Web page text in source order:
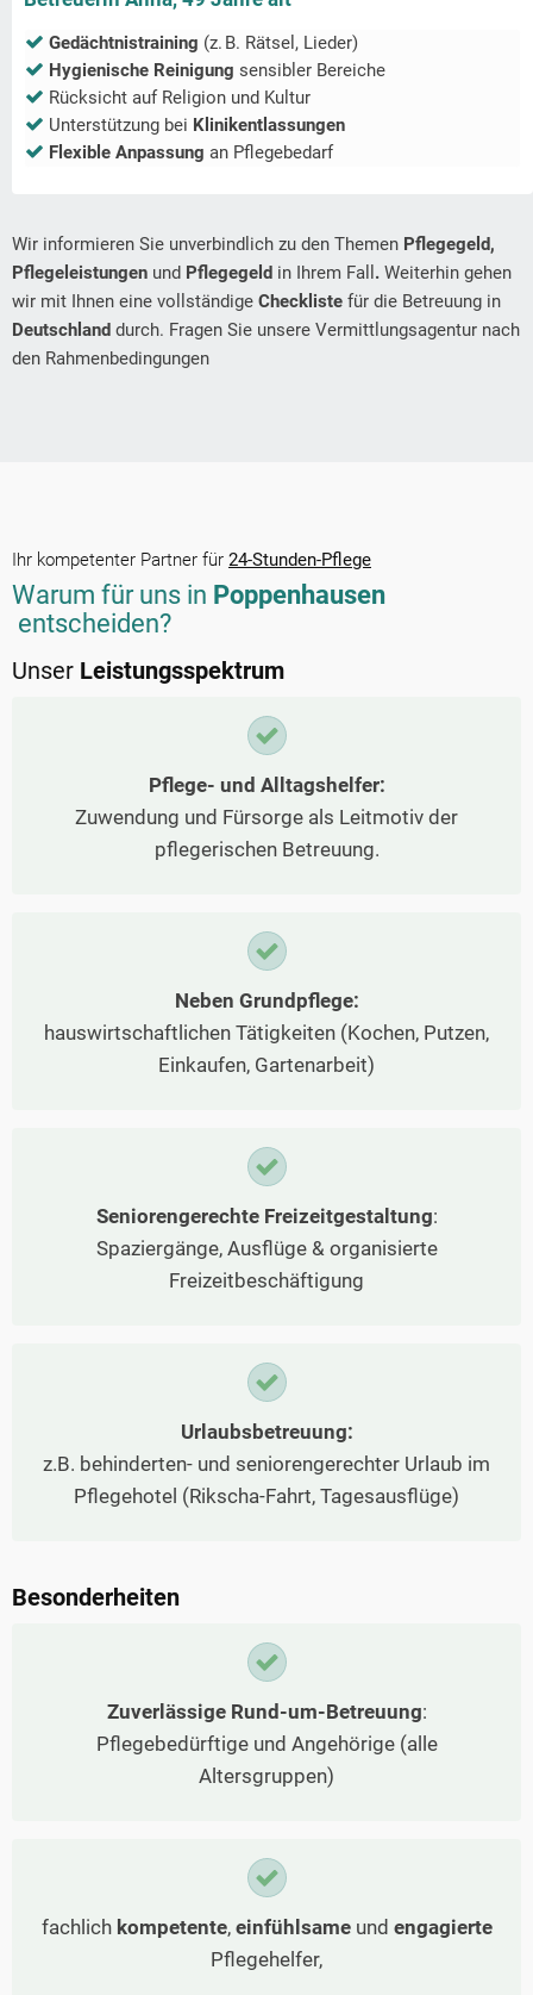
Gedächtnistraining (z. B. Rätsel, Lieder)
Hygienische Reinigung sensibler Bereiche
Rücksicht auf Religion und Kultur
Unterstützung bei Klinikentlassungen
Flexible Anpassung an Pflegebedarf
Wir informieren Sie unverbindlich zu den Themen Pflegegeld,
Pflegeleistungen und Pflegegeld in Ihrem Fall . Weiterhin gehen
wir mit Ihnen eine vollständige Checkliste für die Betreuung in
Deutschland durch. Fragen Sie unsere Vermittlungsagentur nach
den Rahmenbedingungen
Ihr kompetenter Partner für 24-Stunden-Pflege
Warum für uns in Poppenhausen
entscheiden?
Unser Leistungsspektrum
Pflege- und Alltagshelfer:
Zuwendung und Fürsorge als Leitmotiv der
pflegerischen Betreuung.
Neben Grundpflege:
hauswirtschaftlichen Tätigkeiten (Kochen, Putzen,
Einkaufen, Gartenarbeit)
Seniorengerechte Freizeitgestaltung:
Spaziergänge, Ausflüge & organisierte
Freizeitbeschäftigung
Urlaubsbetreuung:
z.B. behinderten- und seniorengerechter Urlaub im
Pflegehotel (Rikscha-Fahrt, Tagesausflüge)
Besonderheiten
Zuverlässige Rund-um-Betreuung:
Pflegebedürftige und Angehörige (alle
Altersgruppen)
fachlich kompetente, einfühlsameund engagierte
Pflegehelfer,